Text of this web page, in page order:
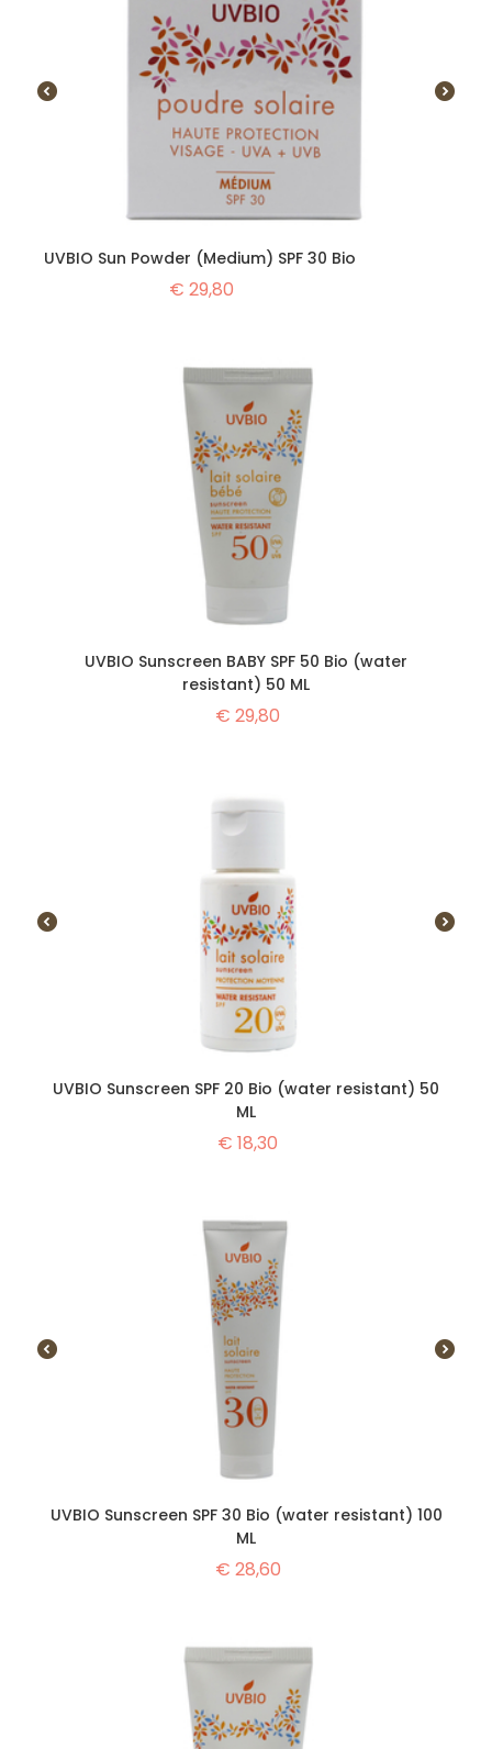
UVBIO Sun Powder (Medium) SPF 30 Bio
€ 29,80
UVBIO Sunscreen BABY SPF 50 Bio (water
resistant) 50 ML
€ 29,80
UVBIO Sunscreen SPF 20 Bio (water resistant) 50
ML
€ 18,30
UVBIO Sunscreen SPF 30 Bio (water resistant) 100
ML
€ 28,60